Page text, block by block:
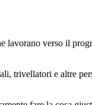
verso il
trivellatori e altre